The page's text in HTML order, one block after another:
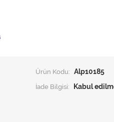
Ürün Kodu: Alp10185
İade Bilgisi: